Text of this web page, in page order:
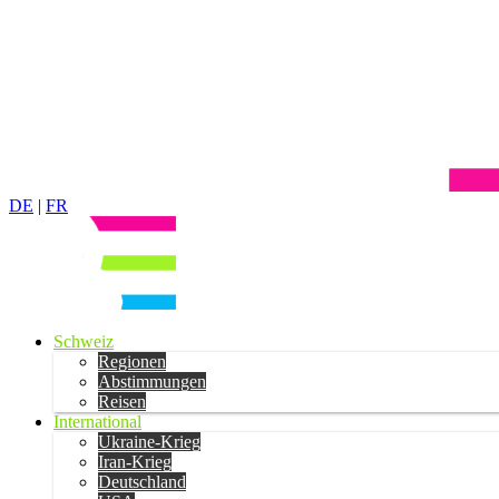
DE | FR
Schweiz
Regionen
Abstimmungen
Reisen
International
Ukraine-Krieg
Iran-Krieg
Deutschland